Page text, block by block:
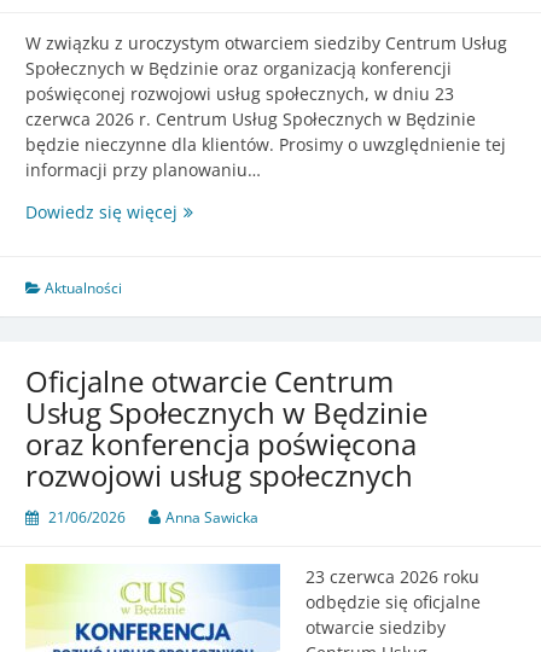
W związku z uroczystym otwarciem siedziby Centrum Usług
Społecznych w Będzinie oraz organizacją konferencji
poświęconej rozwojowi usług społecznych, w dniu 23
czerwca 2026 r. Centrum Usług Społecznych w Będzinie
będzie nieczynne dla klientów. Prosimy o uwzględnienie tej
informacji przy planowaniu…
Dowiedz się więcej Komunikat
Usług
dniu
23
czerwca
2026
r.
Aktualności
Oficjalne otwarcie Centrum
Usług Społecznych w Będzinie
oraz konferencja poświęcona
rozwojowi usług społecznych
21/06/2026 Anna Sawicka
23 czerwca 2026 roku
odbędzie się oficjalne
otwarcie siedziby